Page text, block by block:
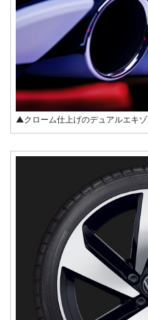
▲クローム仕上げのデュアルエキ